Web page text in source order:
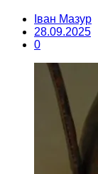
Іван Мазур
28.09.2025
0